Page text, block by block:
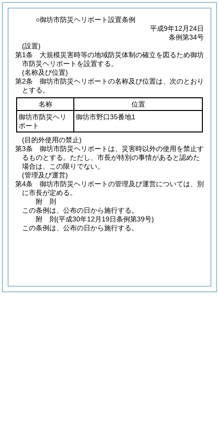
○御坊市防災ヘリポート設置条例
平成9年12月24日
条例第34号
(設置)
第1条
大規模災害時等の地域防災体制の確立を図るため御坊
市防災ヘリポートを設置する。
(名称及び位置)
第2条
御坊市防災ヘリポートの名称及び位置は、次のとおり
とする。
名称
位置
御坊市防災ヘリ
ポート
御坊市野口35番地1
(目的外使用の禁止)
第3条
御坊市防災ヘリポートは、災害時以外の使用を禁止す
るものとする。 ただし、市長が特別の事情があると認めた
場合は、この限りでない。
(管理及び運営)
第4条
御坊市防災ヘリポートの管理及び運営については、別
に市長が定める。
附 則
この条例は、公布の日から施行する。
附 則(平成30年12月19日条例第39号)
この条例は、公布の日から施行する。